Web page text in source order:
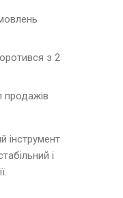
з 2
продажів
інструмент
і